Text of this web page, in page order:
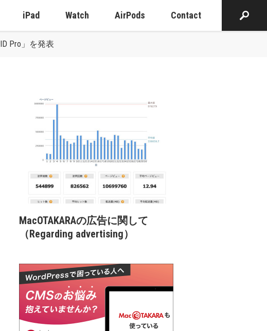
iPad Watch AirPods Contact
Pro」を発表
MacOTAKARAの広告に関して
（Regarding advertising）